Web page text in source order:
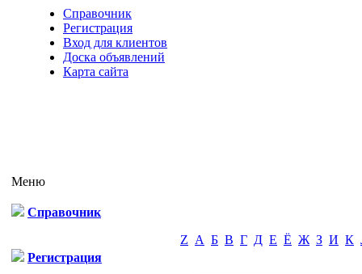
Справочник
Регистрация
Вход для клиентов
Доска объявлений
Карта сайта
Меню
Справочник
Регистрация
Z А Б В Г Д Е Ё Ж З И К